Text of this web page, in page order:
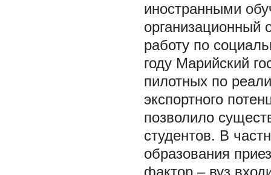
иностранными
организационный
работу по
году Марийский
пилотных по
экспортного
позволило
студентов. В
образования
фактор – вуз